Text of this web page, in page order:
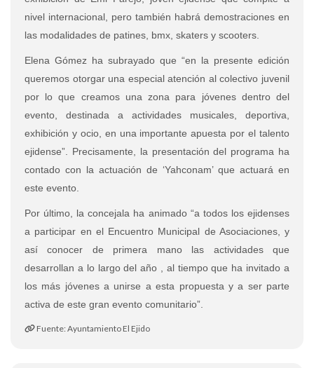
nivel internacional, pero también habrá demostraciones en
las modalidades de patines, bmx, skaters y scooters.
Elena Gómez ha subrayado que “en la presente edición
queremos otorgar una especial atención al colectivo juvenil
por lo que creamos una zona para jóvenes dentro del
evento, destinada a actividades musicales, deportiva,
exhibición y ocio, en una importante apuesta por el talento
ejidense”. Precisamente, la presentación del programa ha
contado con la actuación de ‘Yahconam’ que actuará en
este evento.
Por último, la concejala ha animado “a todos los ejidenses
a participar en el Encuentro Municipal de Asociaciones, y
así conocer de primera mano las actividades que
desarrollan a lo largo del año , al tiempo que ha invitado a
los más jóvenes a unirse a esta propuesta y a ser parte
activa de este gran evento comunitario”.
Fuente: Ayuntamiento El Ejido